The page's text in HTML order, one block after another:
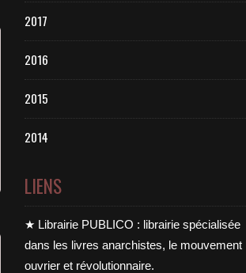
2017
2016
2015
2014
LIENS
★ Librairie PUBLICO : librairie spécialisée
dans les livres anarchistes, le mouvement
ouvrier et révolutionnaire.